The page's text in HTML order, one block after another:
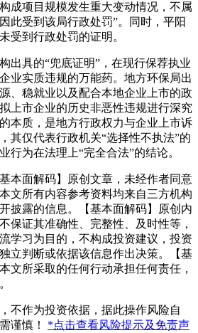
成项目规模发生重大变动情况，不属
此受到该局行政处罚”。同时，平阳
受到行政处罚的证明。
出具的“兜底证明”，在现行保荐执业
业实质违规的万能药。地方环保局出
、稳就业以及配合本地企业上市的政
上市企业的历史非恶性违规进行深究
本质，是地方行政权力与企业上市诉
其仅代表行政机关“选择性不执法”的
行为在法理上“完全合法”的结论。
本面解码】原创文章，未经作者同意
文所有内容参考资料均来自三方机构
披露的信息。【基本面解码】原创内
保证其准确性、完整性、及时性等，
学习为目的，不构成投资建议，投资
立判断或依据该信息作出决策。【基
文所采取的任何行动承担任何责任，
不作为投资依据，据此操作风险自
谨慎！ *点击查看风险提示及免责声